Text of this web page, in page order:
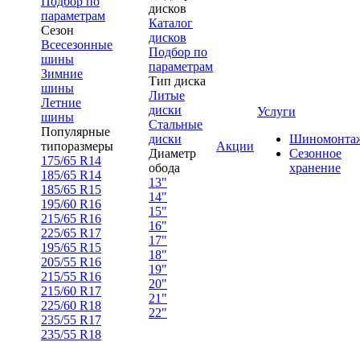
параметрам
Сезон
Всесезонные
шины
Зимние
шины
Летние
шины
Популярные
типоразмеры
175/65 R14
185/65 R14
185/65 R15
195/60 R16
215/65 R16
225/65 R17
195/65 R15
205/55 R16
215/55 R16
215/60 R17
225/60 R18
235/55 R17
235/55 R18
дисков
Каталог
дисков
Подбор по
параметрам
Тип диска
Литые
диски
Стальные
диски
Диаметр
обода
13"
14"
15"
16"
17"
18"
19"
20"
21"
22"
Акции
Услуги
Сезонное
хранение